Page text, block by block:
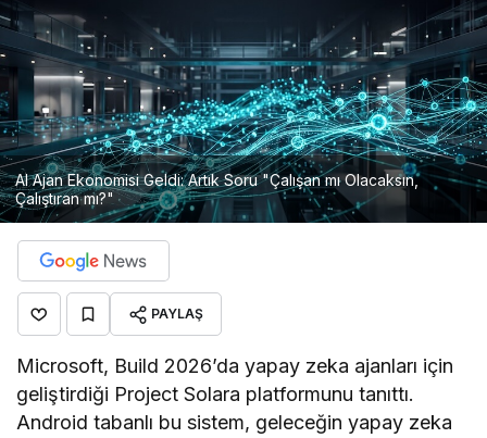
AI Ajan Ekonomisi Geldi: Artık Soru "Çalışan mı Olacaksın,
Çalıştıran mı?"
PAYLAŞ
Microsoft, Build 2026’da yapay zeka ajanları için
geliştirdiği Project Solara platformunu tanıttı.
Android tabanlı bu sistem, geleceğin yapay zeka